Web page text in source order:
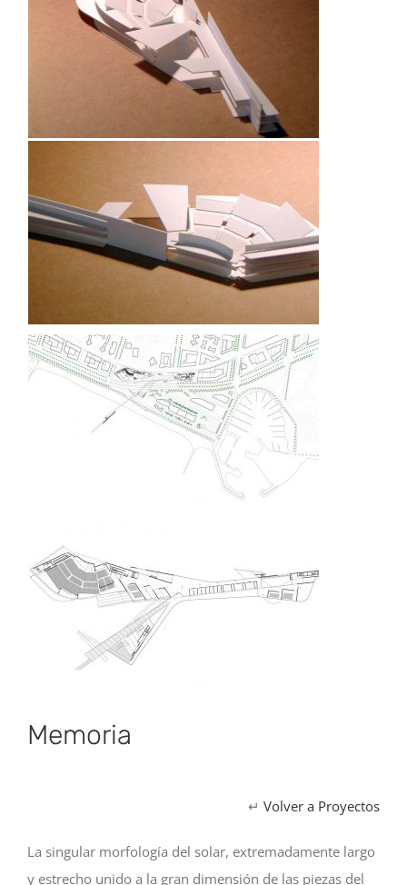
Memoria
↵ Volver a Proyectos
La singular morfología del solar, extremadamente largo
y estrecho unido a la gran dimensión de las piezas del